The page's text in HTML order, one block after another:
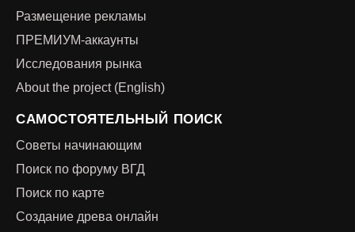
Размещение рекламы
ПРЕМИУМ-аккаунты
Исследования рынка
About the project (English)
САМОСТОЯТЕЛЬНЫЙ ПОИСК
Советы начинающим
Поиск по форуму ВГД
Поиск по карте
Создание древа онлайн